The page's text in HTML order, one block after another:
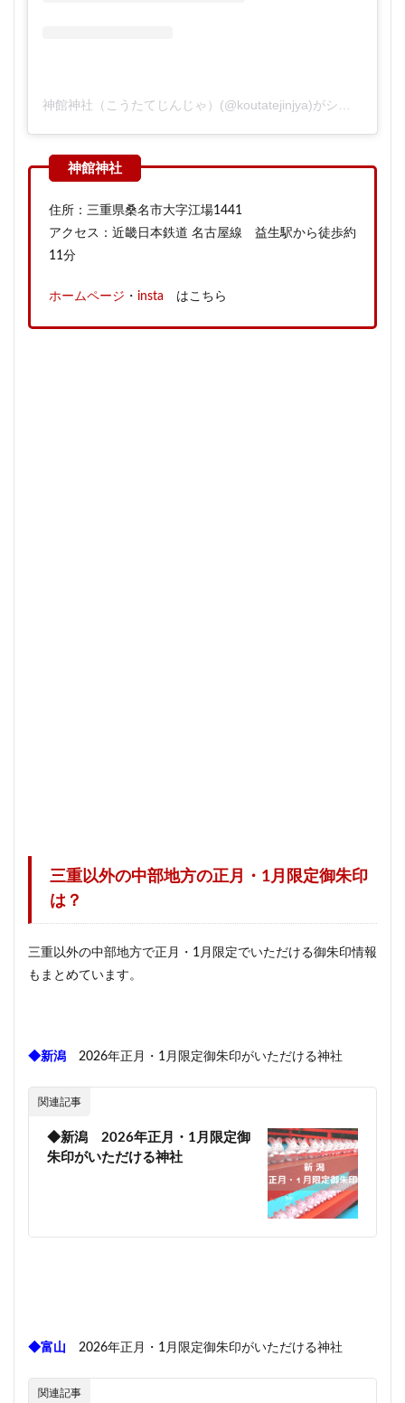
住所：三重県桑名市大字江場1441
アクセス：近畿日本鉄道 名古屋線 益生駅から徒歩約
11分
ホームページ ・ insta はこちら
三重以外の中部地方の正月・1月限定御朱印
は？
三重以外の中部地方で正月・1月限定でいただける御朱印情報
もまとめています。
◆新潟 2026年正月・1月限定御朱印がいただける神社
関連記事
◆新潟 2026年正月・1月限定御
朱印がいただける神社
◆富山 2026年正月・1月限定御朱印がいただける神社
関連記事